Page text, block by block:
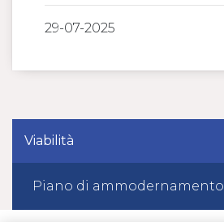
Viabilità
Piano di ammodernamento
29-07-2025